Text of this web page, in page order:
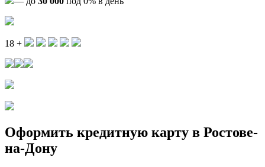
18 +
Оформить кредитную карту в Ростове-
на-Дону